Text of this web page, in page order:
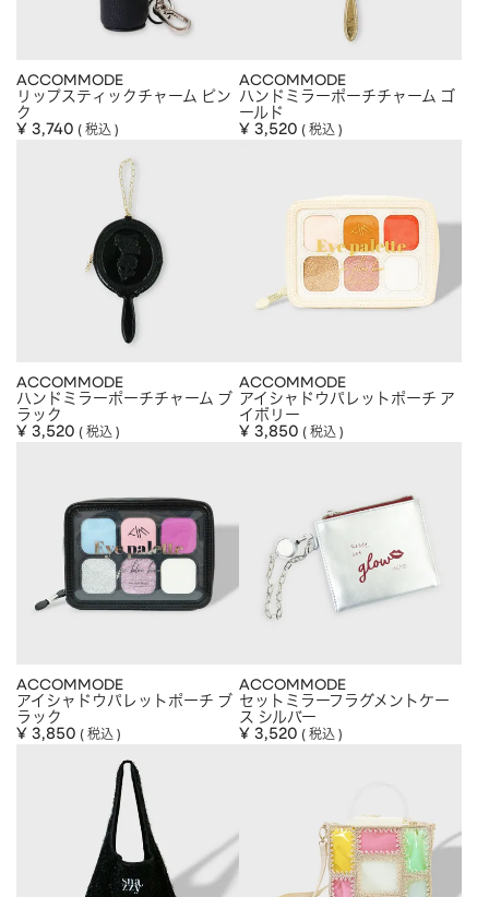
ACCOMMODE
リップスティックチャーム ピン
ク
¥ 3,740 税込
ACCOMMODE
ハンドミラーポーチチャーム ゴ
ールド
¥ 3,520 税込
ACCOMMODE
ハンドミラーポーチチャーム ブ
ラック
¥ 3,520 税込
ACCOMMODE
アイシャドウパレットポーチ ア
イボリー
¥ 3,850 税込
ACCOMMODE
アイシャドウパレットポーチ ブ
ラック
¥ 3,850 税込
ACCOMMODE
セットミラーフラグメントケー
ス シルバー
¥ 3,520 税込